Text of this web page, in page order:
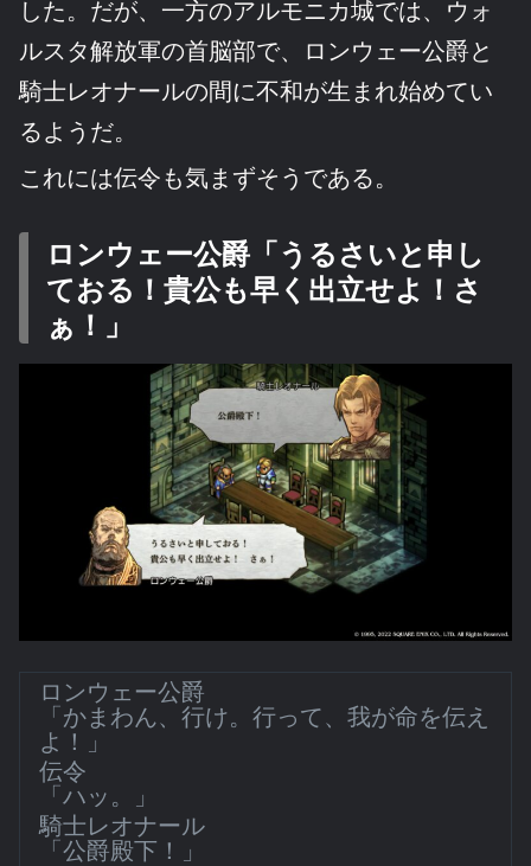
した。だが、一方のアルモニカ城では、ウォ
ルスタ解放軍の首脳部で、ロンウェー公爵と
騎士レオナールの間に不和が生まれ始めてい
るようだ。
これには伝令も気まずそうである。
ロンウェー公爵「うるさいと申し
ておる！貴公も早く出立せよ！さ
ぁ！」
ロンウェー公爵
「かまわん、行け。行って、我が命を伝え
よ！」
伝令
「ハッ。」
騎士レオナール
「公爵殿下！」